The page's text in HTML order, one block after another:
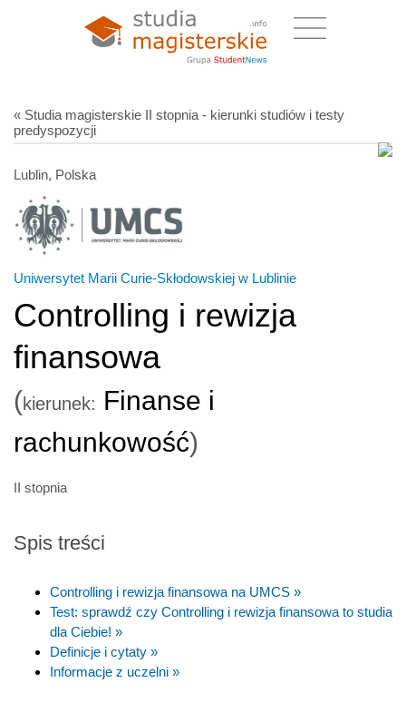
« Studia magisterskie II stopnia - kierunki studiów i testy
predyspozycji
Lublin, Polska
Uniwersytet Marii Curie-Skłodowskiej w Lublinie
Controlling i rewizja
finansowa
(kierunek: Finanse i
rachunkowość)
II stopnia
Spis treści
Controlling i rewizja finansowa na UMCS »
Test: sprawdź czy Controlling i rewizja finansowa to studia
dla Ciebie! »
Definicje i cytaty »
Informacje z uczelni »